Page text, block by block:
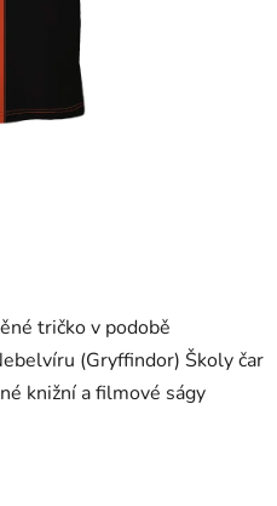
tričko v podobě
(Gryffindor) Školy čar
knižní a filmové ságy